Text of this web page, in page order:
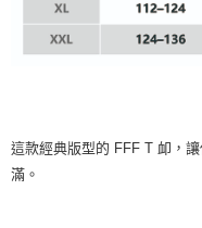
這款經典版型的 FFF T 卹，
滿。